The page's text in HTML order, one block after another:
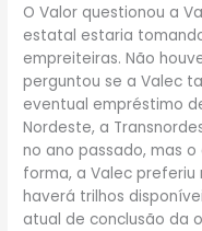
O Valor questionou a
estatal estaria
empreiteiras. Não
perguntou se a Valec
eventual empréstimo
Nordeste, a
no ano passado, mas
forma, a Valec
haverá trilhos
atual de conclusão da